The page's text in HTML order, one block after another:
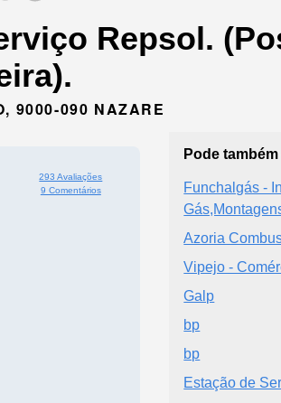
Repsol.
9000-090 NAZARE
293 Avaliações
9 Comentários
Pode
Funchalgás -
Azoria
Vipejo -
Galp
bp
bp
Estação de